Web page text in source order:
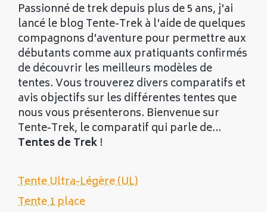
Passionné de trek depuis plus de 5 ans, j'ai
lancé le blog Tente-Trek à l'aide de quelques
compagnons d'aventure pour permettre aux
débutants comme aux pratiquants confirmés
de découvrir les meilleurs modèles de
tentes. Vous trouverez divers comparatifs et
avis objectifs sur les différentes tentes que
nous vous présenterons. Bienvenue sur
Tente-Trek, le comparatif qui parle de...
Tentes de Trek !
Tente Ultra-Légère (UL)
Tente 1 place